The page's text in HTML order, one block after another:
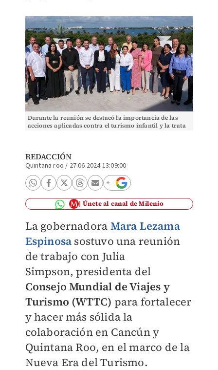
Durante la reunión se destacó la importancia de las
acciones aplicadas contra el turismo infantil y la trata
REDACCIÓN
Quintana roo / 27.06.2024 13:09:00
Únete al canal de Milenio
La gobernadora Mara Lezama
Espinosa sostuvo una reunión
de trabajo con Julia
Simpson, presidenta del
Consejo Mundial de Viajes y
Turismo (WTTC) para fortalecer
y hacer más sólida la
colaboración en Cancún y
Quintana Roo, en el marco de la
Nueva Era del Turismo.